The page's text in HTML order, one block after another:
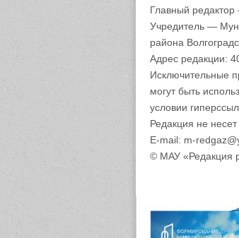
Главный
Учредитель —
района
Адрес редакции:
Исключительные
могут быть
условии
Редакция не
E-mail: m-
© МАУ «Редакция